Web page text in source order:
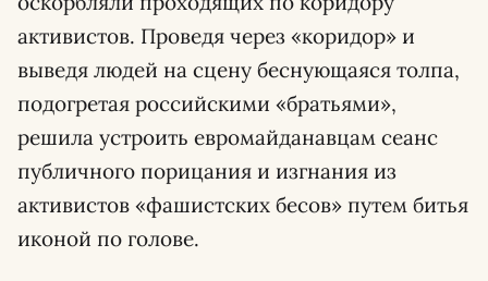
активистов. Проведя через «коридор» и
выведя людей на сцену беснующаяся толпа,
подогретая российскими «братьями»,
решила устроить евромайданавцам сеанс
публичного порицания и изгнания из
активистов «фашистских бесов» путем битья
иконой по голове.